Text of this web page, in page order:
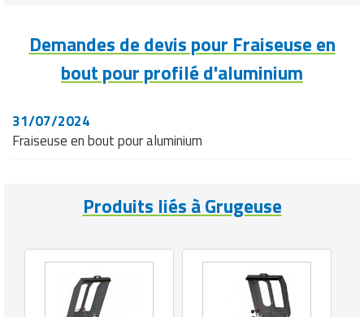
Demandes de devis pour Fraiseuse en
bout pour profilé d'aluminium
31/07/2024
Fraiseuse en bout pour aluminium
Produits liés à Grugeuse